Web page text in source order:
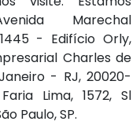
Marechal
1445 - Edifício Orly,
Charles de
- RJ, 20020-
Lima, 1572, Sl
Paulo, SP.